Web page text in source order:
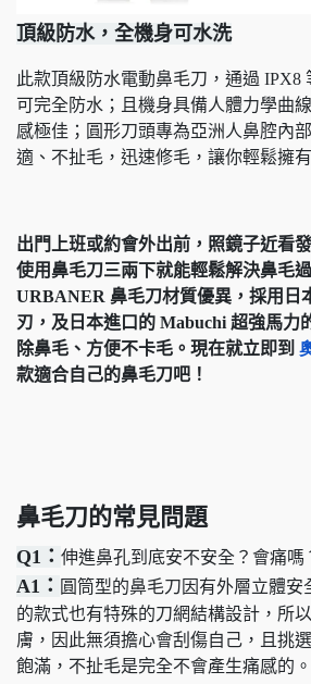
頂級防水，全機身可水洗
此款頂級防水電動鼻毛刀，通過 IPX8
可完全防水；且機身具備人體力學曲
感極佳；圓形刀頭專為亞洲人鼻腔內
適、不扯毛，迅速修毛，讓你輕鬆擁
出門上班或約會外出前，照鏡子近看
使用鼻毛刀三兩下就能輕鬆解決鼻毛
URBANER 鼻毛刀材質優異，採用日
刃，及日本進口的 Mabuchi 超強馬力
除鼻毛、方便不卡毛。現在就立即到
款適合自己的鼻毛刀吧！
鼻毛刀的常見問題
Q1： 伸進鼻孔到底安不安全？會痛嗎
A1： 圓筒型的鼻毛刀因有外層立體安
的款式也有特殊的刀網結構設計，所
膚，因此無須擔心會刮傷自己，且挑
飽滿，不扯毛是完全不會產生痛感的。